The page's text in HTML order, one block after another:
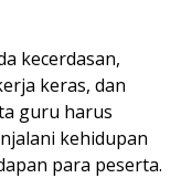
kecerdasan,
keras, dan
guru harus
kehidupan
para peserta.